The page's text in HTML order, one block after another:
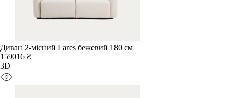
Диван 2-місний Lares бежевий 180 см
159016 ₴
3D